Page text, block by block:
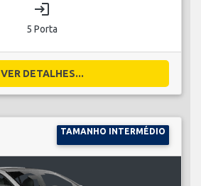
login
5 Porta
VER DETALHES...
TAMANHO INTERMÉDIO